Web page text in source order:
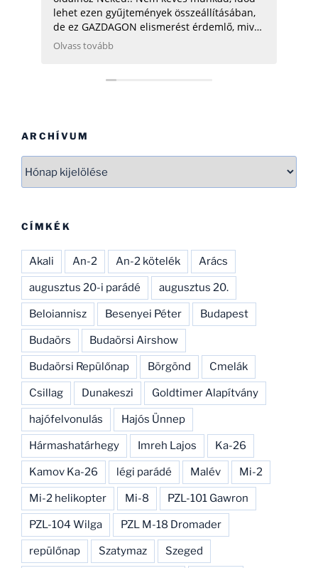
lehet ezen gyűjtemények összeállításában,
de ez GAZDAGON elismerést érdemlő, mivel
ezen adatok összegyűjtése, rendszerezése
helikopterrel (MI2) kapcsolatban tudok
Olvass tovább
ARCHÍVUM
CÍMKÉK
Akali An-2 An-2 kötelék Arács
augusztus 20-i parádé augusztus 20.
Beloiannisz Besenyei Péter Budapest
Budaörs Budaörsi Airshow
Budaörsi Repülőnap Börgönd Cmelák
Csillag Dunakeszi Goldtimer Alapítvány
hajófelvonulás Hajós Ünnep
Hármashatárhegy Imreh Lajos Ka-26
Kamov Ka-26 légi parádé Malév Mi-2
Mi-2 helikopter Mi-8 PZL-101 Gawron
PZL-104 Wilga PZL M-18 Dromader
repülőnap Szatymaz Szeged